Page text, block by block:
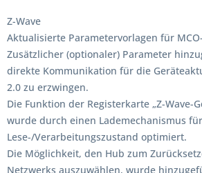
Z-Wave
Aktualisierte Parametervorlagen für
Zusätzlicher (optionaler) Parameter
direkte Kommunikation für die
2.0 zu erzwingen.
Die Funktion der Registerkarte „Z-Wave-
wurde durch einen Lademechanismus
Lese-/Verarbeitungszustand optimiert.
Die Möglichkeit, den Hub zum
Netzwerks auszuwählen, wurde